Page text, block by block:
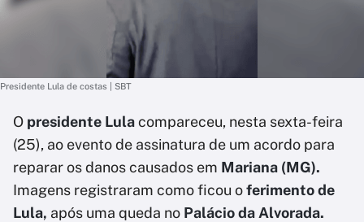
Presidente Lula de costas | SBT
O presidente Lulacompareceu, nesta sexta-feira
(25), ao evento de assinatura de um acordo para
reparar os danos causados em Mariana (MG).
Imagens registraram como ficou oferimento de
Lula, após uma queda no Palácio da Alvorada.